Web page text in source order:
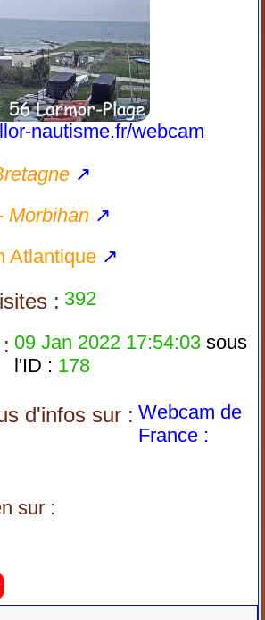
nautisme.fr/webcam
↗
Morbihan ↗
Atlantique ↗
: 392
09 Jan 2022 17:54:03 sous
l'ID : 178
d'infos sur : Webcam de
France :
sur :